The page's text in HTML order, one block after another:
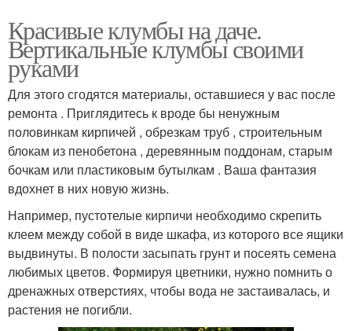
Красивые клумбы на даче.
Вертикальные клумбы своими
руками
Для этого сгодятся материалы, оставшиеся у вас после
ремонта . Приглядитесь к вроде бы ненужным
половинкам кирпичей , обрезкам труб , строительным
блокам из пенобетона , деревянным поддонам, старым
бочкам или пластиковым бутылкам . Ваша фантазия
вдохнет в них новую жизнь.
Например, пустотелые кирпичи необходимо скрепить
клеем между собой в виде шкафа, из которого все ящики
выдвинуты. В полости засыпать грунт и посеять семена
любимых цветов. Формируя цветники, нужно помнить о
дренажных отверстиях, чтобы вода не застаивалась, и
растения не погибли.